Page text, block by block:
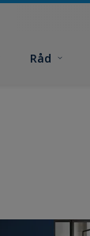
Råd